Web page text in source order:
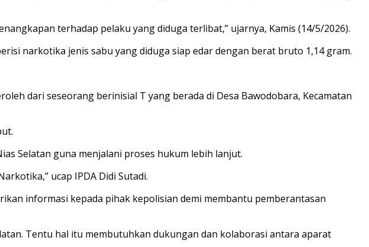
terhadap pelaku yang diduga terlibat,” ujarnya, Kamis (14/5/2026).
narkotika jenis sabu yang diduga siap edar dengan berat bruto 1,14 gram.
dari seseorang berinisial T yang berada di Desa Bawodobara, Kecamatan
Selatan guna menjalani proses hukum lebih lanjut.
ucap IPDA Didi Sutadi.
informasi kepada pihak kepolisian demi membantu pemberantasan
Tentu hal itu membutuhkan dukungan dan kolaborasi antara aparat